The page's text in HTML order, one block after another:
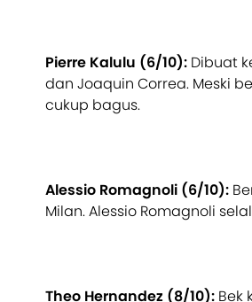
Pierre Kalulu (6/10): Dibuat
dan Joaquin Correa. Meski
cukup bagus.
Alessio Romagnoli (6/10):
Milan. Alessio Romagnoli
Theo Hernandez (8/10): Bek